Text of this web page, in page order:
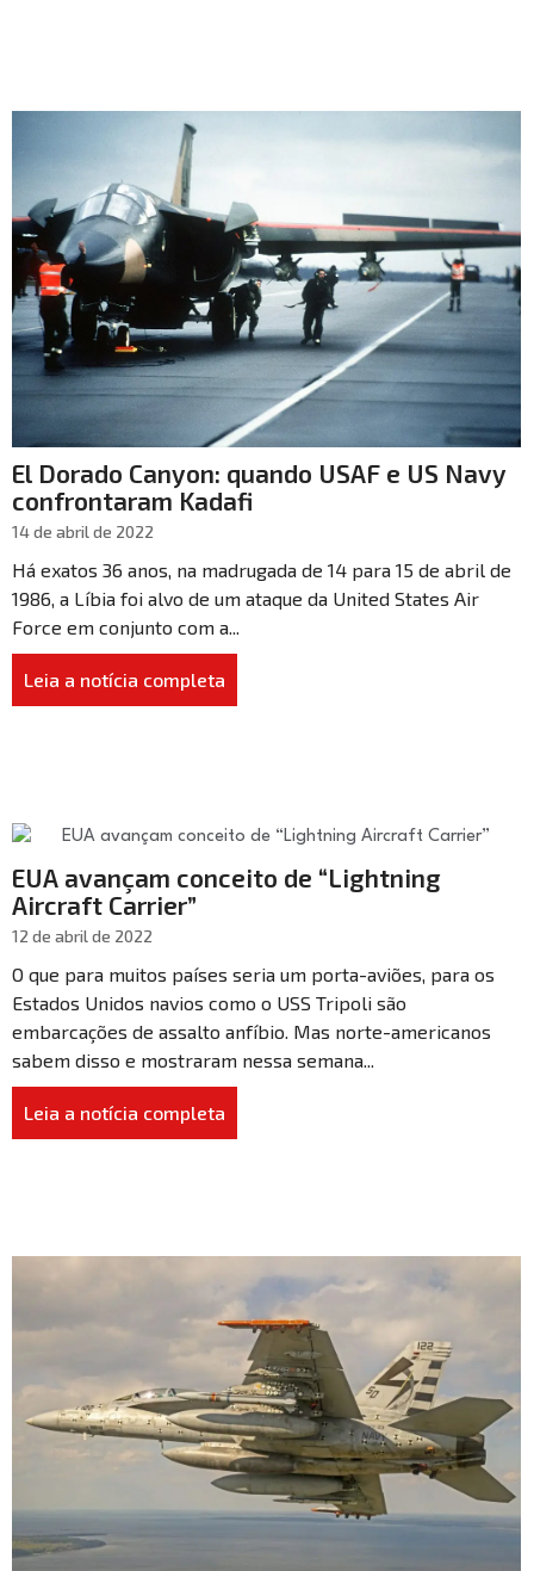
El Dorado Canyon: quando USAF e US Navy
confrontaram Kadafi
14 de abril de 2022
Há exatos 36 anos, na madrugada de 14 para 15 de abril de
1986, a Líbia foi alvo de um ataque da United States Air
Force em conjunto com a...
Leia a notícia completa
EUA avançam conceito de “Lightning
Aircraft Carrier”
12 de abril de 2022
O que para muitos países seria um porta-aviões, para os
Estados Unidos navios como o USS Tripoli são
embarcações de assalto anfíbio. Mas norte-americanos
sabem disso e mostraram nessa semana...
Leia a notícia completa